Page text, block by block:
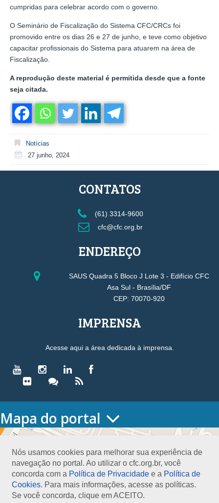
cumpridas para celebrar acordo com o governo.
O Seminário de Fiscalização do Sistema CFC/CRCs foi
promovido entre os dias 26 e 27 de junho, e teve como objetivo
capacitar profissionais do Sistema para atuarem na área de
Fiscalização.
A reprodução deste material é permitida desde que a fonte
seja citada.
Notícias
27 junho, 2024
Nós usamos cookies para melhorar sua experiência de
navegação no portal. Ao utilizar o cfc.org.br, você
concorda com a Política de Privacidade e a Política de
Cookies. Para mais informações, acesse as políticas.
Se você concorda, clique em ACEITO.
CONTATOS
(61) 3314-9600
cfc@cfc.org.br
ENDEREÇO
SAUS Quadra 5 Bloco J Lote 3 - Edifício CFC
Asa Sul - Brasília/DF
CEP: 70070-920
IMPRENSA
Acesse aqui a área dedicada à imprensa.
Mapa do portal
HOME
Conselho Diretor
Nossa Sede
Planejamento
Organograma
Medalha João Lyra